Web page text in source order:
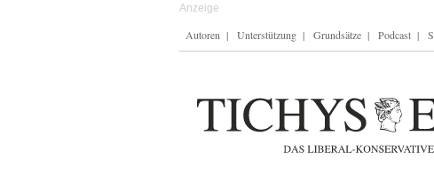
Autoren Unterstützung Grundsätze Podcast